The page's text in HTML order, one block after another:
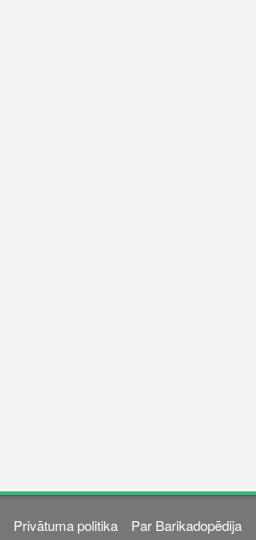
Privātuma politika Par Barikadopēdija